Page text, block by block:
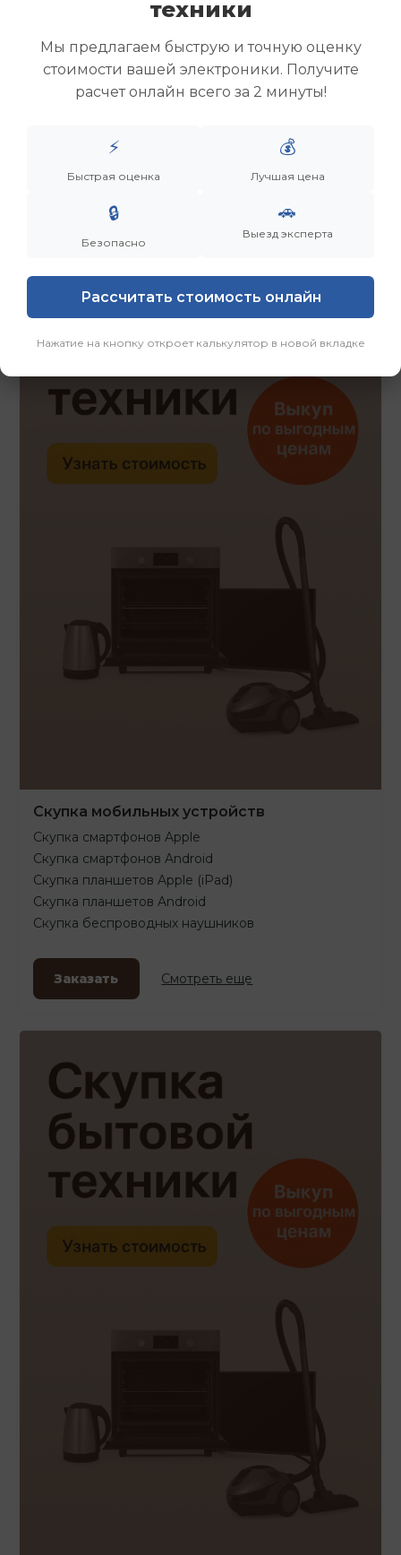
Скупка ноутбуков
Скупка игровых ноутбуков
Скупка рабочих ноутбуков
Скупка старых ноутбуков (б/у)
Скупка роутеров и сетевого оборудования
Скупка мобильных устройств
Скупка смартфонов Apple
Скупка смартфонов Android
Скупка планшетов Apple (iPad)
Скупка планшетов Android
Скупка беспроводных наушников
Заказать Смотреть еще
техники
Мы предлагаем быструю и точную оценку
стоимости вашей электроники. Получите
расчет онлайн всего за 2 минуты!
⚡
Быстрая оценка
💰
Лучшая цена
🔒
Безопасно
🚗
Выезд эксперта
Рассчитать стоимость онлайн
Нажатие на кнопку откроет калькулятор в новой вкладке